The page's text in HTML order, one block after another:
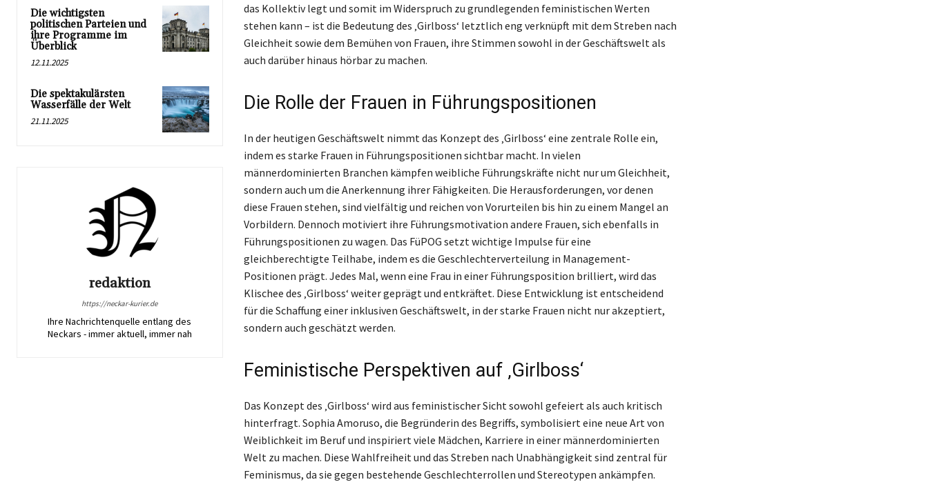
Die wichtigsten
politischen Parteien und
ihre Programme im
Überblick
12.11.2025
Die spektakulärsten
Wasserfälle der Welt
21.11.2025
redaktion
https://neckar-kurier.de
Ihre Nachrichtenquelle entlang des
Neckars - immer aktuell, immer nah
das Kollektiv legt und somit im Widerspruch zu grundlegenden feministischen Werten
stehen kann – ist die Bedeutung des ‚Girlboss‘ letztlich eng verknüpft mit dem Streben nach
Gleichheit sowie dem Bemühen von Frauen, ihre Stimmen sowohl in der Geschäftswelt als
auch darüber hinaus hörbar zu machen.
Die Rolle der Frauen in Führungspositionen
In der heutigen Geschäftswelt nimmt das Konzept des ‚Girlboss‘ eine zentrale Rolle ein,
indem es starke Frauen in Führungspositionen sichtbar macht. In vielen
männerdominierten Branchen kämpfen weibliche Führungskräfte nicht nur um Gleichheit,
sondern auch um die Anerkennung ihrer Fähigkeiten. Die Herausforderungen, vor denen
diese Frauen stehen, sind vielfältig und reichen von Vorurteilen bis hin zu einem Mangel an
Vorbildern. Dennoch motiviert ihre Führungsmotivation andere Frauen, sich ebenfalls in
Führungspositionen zu wagen. Das FüPOG setzt wichtige Impulse für eine
gleichberechtigte Teilhabe, indem es die Geschlechterverteilung in Management-
Positionen prägt. Jedes Mal, wenn eine Frau in einer Führungsposition brilliert, wird das
Klischee des ‚Girlboss‘ weiter geprägt und entkräftet. Diese Entwicklung ist entscheidend
für die Schaffung einer inklusiven Geschäftswelt, in der starke Frauen nicht nur akzeptiert,
sondern auch geschätzt werden.
Feministische Perspektiven auf ‚Girlboss‘
Das Konzept des ‚Girlboss‘ wird aus feministischer Sicht sowohl gefeiert als auch kritisch
hinterfragt. Sophia Amoruso, die Begründerin des Begriffs, symbolisiert eine neue Art von
Weiblichkeit im Beruf und inspiriert viele Mädchen, Karriere in einer männerdominierten
Welt zu machen. Diese Wahlfreiheit und das Streben nach Unabhängigkeit sind zentral für
Feminismus, da sie gegen bestehende Geschlechterrollen und Stereotypen ankämpfen.